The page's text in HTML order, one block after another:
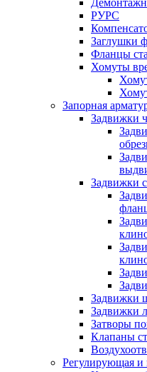
РУРС
Заглушки
Фланцы
Хомуты
Запорная
Задвижки
Задвижки
Задвижки
Задвижки
Затворы
Клапаны
Регулирующая и